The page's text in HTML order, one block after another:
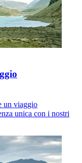
un viaggio
unica con i nostri